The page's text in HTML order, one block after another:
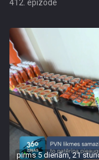
412. epizode
pirms 5 dienām, 21